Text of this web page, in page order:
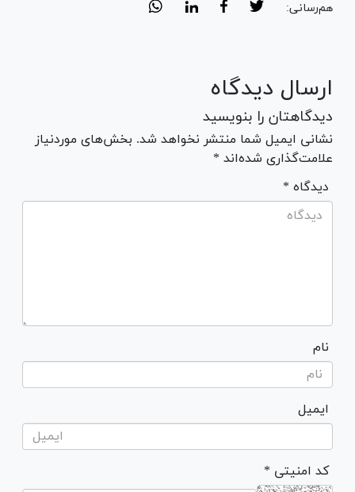
هم‌رسانی:
ارسال دیدگاه
دیدگاهتان را بنویسید
نشانی ایمیل شما منتشر نخواهد شد. بخش‌های موردنیاز
علامت‌گذاری شده‌اند *
* دیدگاه
نام
ایمیل
* کد امنیتی